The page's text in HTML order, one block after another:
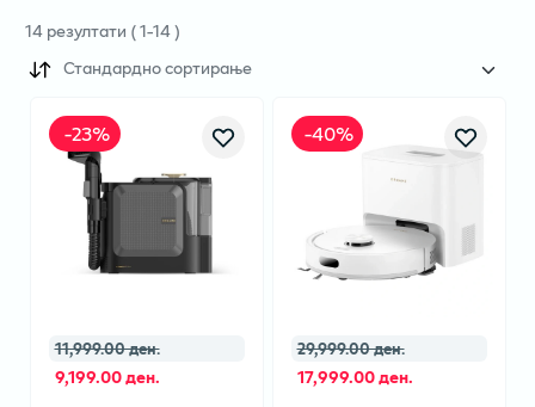
14резултати (1-14)
Стандардно сортирање
-23%
11,999.00 ден.
9,199.00 ден.
-40%
29,999.00 ден.
17,999.00 ден.